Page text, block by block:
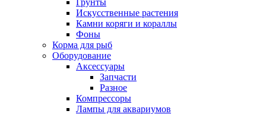
Грунты
Искусственные растения
Камни коряги и кораллы
Фоны
Корма для рыб
Оборудование
Аксессуары
Запчасти
Разное
Компрессоры
Лампы для аквариумов